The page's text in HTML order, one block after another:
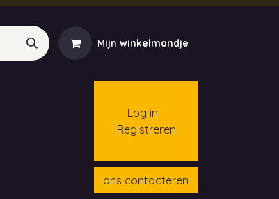
Mijn winkelmandje
Log in
Registreren
ons contacteren